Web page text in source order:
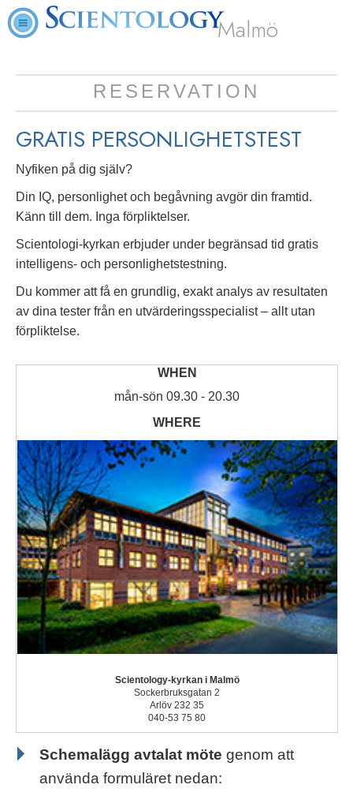
Malmö
RESERVATION
GRATIS PERSONLIGHETSTEST
Nyfiken på dig själv?
Din IQ, personlighet och begåvning avgör din framtid.
Känn till dem. Inga förpliktelser.
Scientologi-kyrkan erbjuder under begränsad tid gratis
intelligens- och personlighetstestning.
Du kommer att få en grundlig, exakt analys av resultaten
av dina tester från en utvärderingsspecialist – allt utan
förpliktelse.
mån-sön 09.30 - 20.30
Scientology-kyrkan i Malmö
Sockerbruksgatan 2
Arlöv 232 35
040-53 75 80
Schemalägg avtalat möte genom att
använda formuläret nedan: